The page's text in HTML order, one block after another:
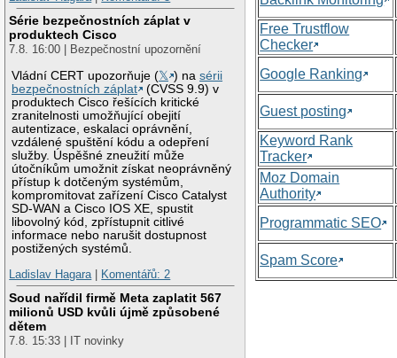
Série bezpečnostních záplat v
produktech Cisco
7.8. 16:00 | Bezpečnostní upozornění
Vládní CERT upozorňuje (𝕏 ) nasérii
bezpečnostních záplat
(CVSS 9.9) v
produktech Cisco řešících kritické
zranitelnosti umožňující obejití
autentizace, eskalaci oprávnění,
vzdálené spuštění kódu a odepření
služby. Úspěšné zneužití může
útočníkům umožnit získat neoprávněný
přístup k dotčeným systémům,
kompromitovat zařízení Cisco Catalyst
SD-WAN a Cisco IOS XE, spustit
libovolný kód, zpřístupnit citlivé
informace nebo narušit dostupnost
postižených systémů.
Ladislav Hagara| Komentářů: 2
Soud nařídil firmě Meta zaplatit 567
milionů USD kvůli újmě způsobené
dětem
7.8. 15:33 | IT novinky
Free Trustflow
Checker
Google Ranking
Guest posting
Keyword Rank
Tracker
Moz Domain
Authority
Programmatic SEO
Spam Score